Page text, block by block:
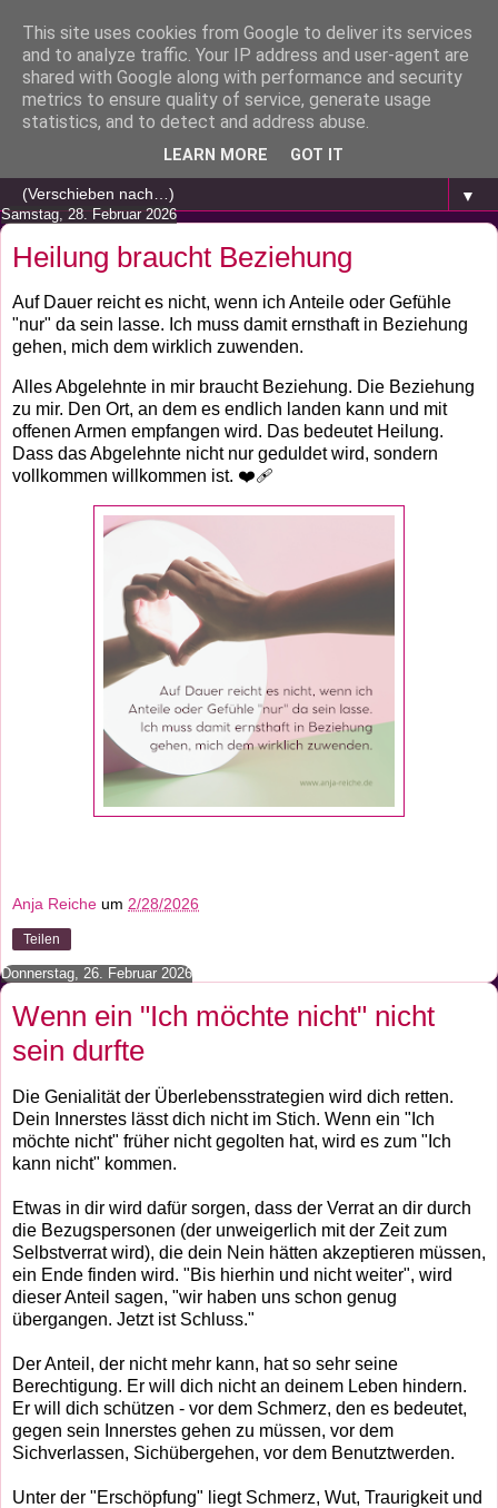
▼
Samstag, 28. Februar 2026
Heilung braucht Beziehung
Auf Dauer reicht es nicht, wenn ich Anteile oder Gefühle
"nur" da sein lasse. Ich muss damit ernsthaft in Beziehung
gehen, mich dem wirklich zuwenden.
Alles Abgelehnte in mir braucht Beziehung. Die Beziehung
zu mir. Den Ort, an dem es endlich landen kann und mit
offenen Armen empfangen wird. Das bedeutet Heilung.
Dass das Abgelehnte nicht nur geduldet wird, sondern
vollkommen willkommen ist. ❤️‍🩹
Anja Reiche um 2/28/2026
Teilen
Donnerstag, 26. Februar 2026
Wenn ein "Ich möchte nicht" nicht
sein durfte
Die Genialität der Überlebensstrategien wird dich retten.
Dein Innerstes lässt dich nicht im Stich. Wenn ein "Ich
möchte nicht" früher nicht gegolten hat, wird es zum "Ich
kann nicht" kommen.
Etwas in dir wird dafür sorgen, dass der Verrat an dir durch
die Bezugspersonen (der unweigerlich mit der Zeit zum
Selbstverrat wird), die dein Nein hätten akzeptieren müssen,
ein Ende finden wird. "Bis hierhin und nicht weiter", wird
dieser Anteil sagen, "wir haben uns schon genug
übergangen. Jetzt ist Schluss."
Der Anteil, der nicht mehr kann, hat so sehr seine
Berechtigung. Er will dich nicht an deinem Leben hindern.
Er will dich schützen - vor dem Schmerz, den es bedeutet,
gegen sein Innerstes gehen zu müssen, vor dem
Sichverlassen, Sichübergehen, vor dem Benutztwerden.
Unter der "Erschöpfung" liegt Schmerz, Wut, Traurigkeit und
This site uses cookies from Google to deliver its services
and to analyze traffic. Your IP address and user-agent are
shared with Google along with performance and security
metrics to ensure quality of service, generate usage
statistics, and to detect and address abuse.
LEARN MORE GOT IT